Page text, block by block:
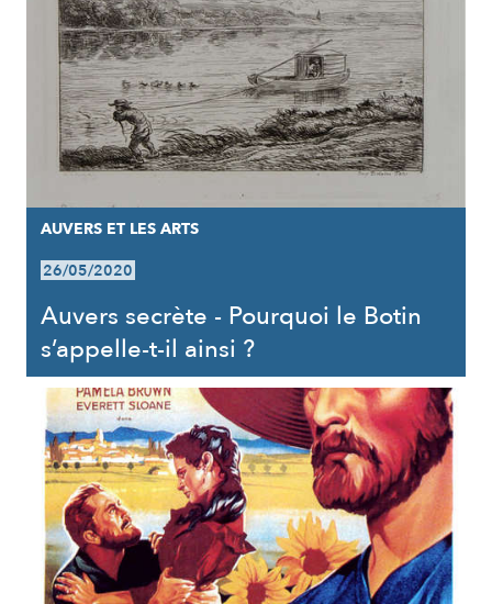
AUVERS ET LES ARTS
26/05/2020
Auvers secrète - Pourquoi le Botin
s’appelle-t-il ainsi ?